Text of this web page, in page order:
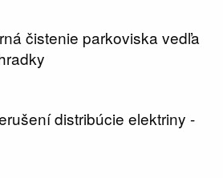
čistenie parkoviska vedľa
distribúcie elektriny -